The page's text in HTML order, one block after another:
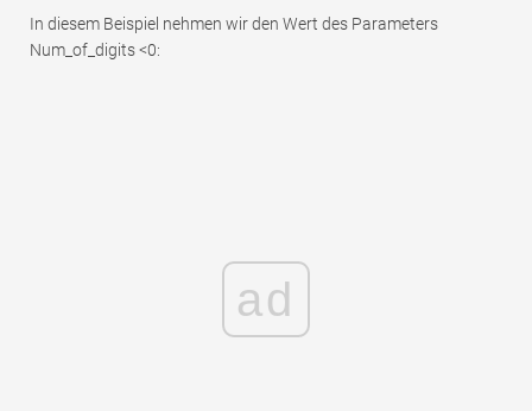
In diesem Beispiel nehmen wir den Wert des Parameters
Num_of_digits <0:
ad